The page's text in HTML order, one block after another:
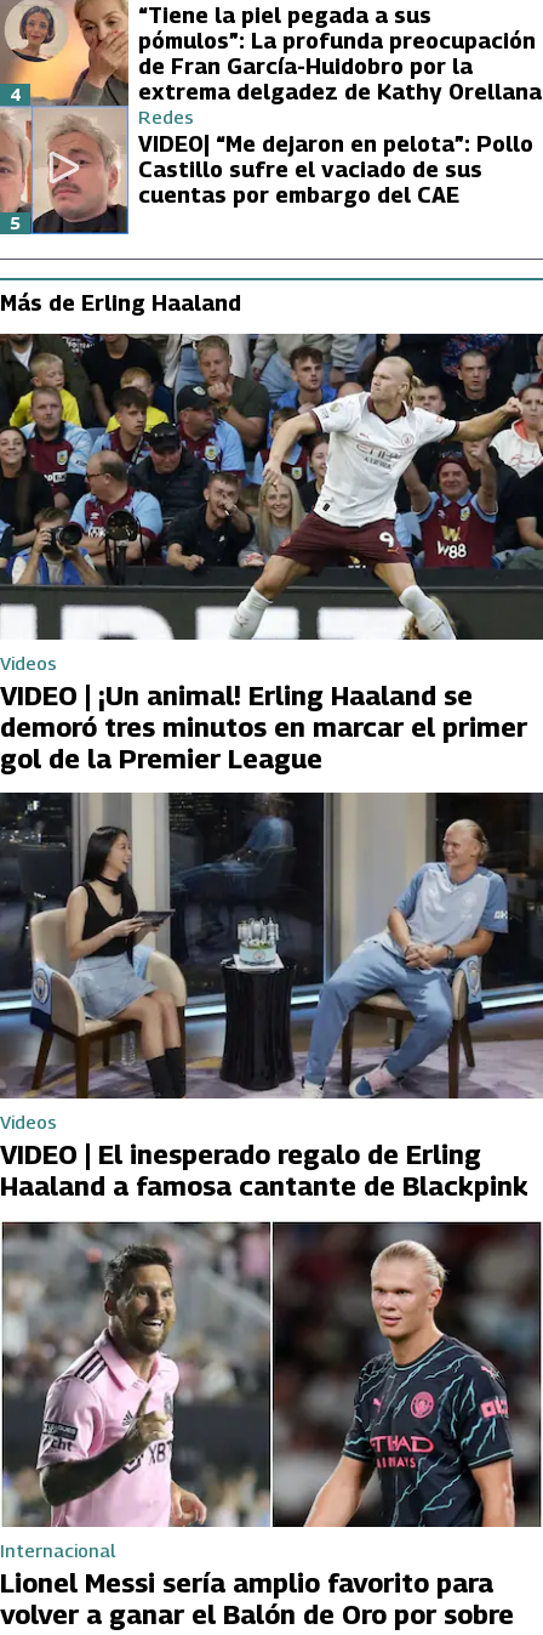
“Tiene la piel pegada a sus
pómulos”: La profunda preocupación
de Fran García-Huidobro por la
extrema delgadez de Kathy Orellana
4
Redes
VIDEO| “Me dejaron en pelota”: Pollo
Castillo sufre el vaciado de sus
cuentas por embargo del CAE
5
Más de Erling Haaland
Videos
VIDEO | ¡Un animal! Erling Haaland se
demoró tres minutos en marcar el primer
gol de la Premier League
Videos
VIDEO | El inesperado regalo de Erling
Haaland a famosa cantante de Blackpink
Internacional
Lionel Messi sería amplio favorito para
volver a ganar el Balón de Oro por sobre